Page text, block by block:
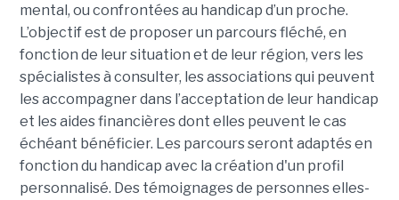
mental, ou confrontées au handicap d’un proche.
L’objectif est de proposer un parcours fléché, en
fonction de leur situation et de leur région, vers les
spécialistes à consulter, les associations qui peuvent
les accompagner dans l’acceptation de leur handicap
et les aides financières dont elles peuvent le cas
échéant bénéficier. Les parcours seront adaptés en
fonction du handicap avec la création d'un profil
personnalisé. Des témoignages de personnes elles-